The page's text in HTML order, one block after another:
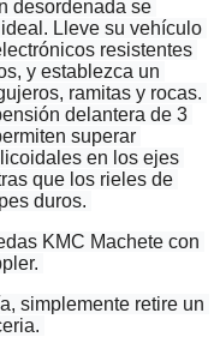
desordenada se
Lleve su vehículo
resistentes
y establezca un
ramitas y rocas.
delantera de 3
superar
en los ejes
que los rieles de
duros.
KMC Machete con
simplemente retire un